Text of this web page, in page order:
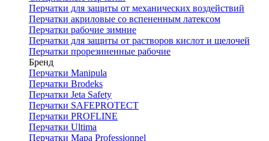
Перчатки для защиты от механических воздействий
Перчатки акриловые со вспененным латексом
Перчатки рабочие зимние
Перчатки для защиты от растворов кислот и щелочей
Перчатки прорезиненные рабочие
Бренд
Перчатки Manipula
Перчатки Brodeks
Перчатки Jeta Safety
Перчатки SAFEPROTECT
Перчатки PROFLINE
Перчатки Ultima
Перчатки Мара Professionnel